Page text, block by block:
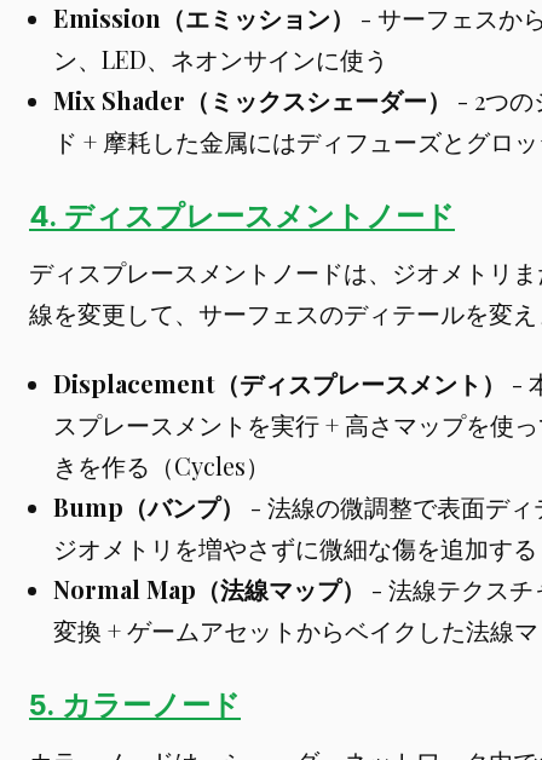
Emission（エミッション）
- サーフェスか
ン、LED、ネオンサインに使う
Mix Shader（ミックスシェーダー）
- 2つ
ド + 摩耗した金属にはディフューズとグロ
4. ディスプレースメントノード
ディスプレースメントノードは、ジオメトリ
線を変更して、サーフェスのディテールを変
Displacement（ディスプレースメント）
-
スプレースメントを実行 + 高さマップを使
きを作る（Cycles）
Bump（バンプ）
- 法線の微調整で表面デ
ジオメトリを増やさずに微細な傷を追加する
Normal Map（法線マップ）
- 法線テクス
変換 + ゲームアセットからベイクした法線
5. カラーノード